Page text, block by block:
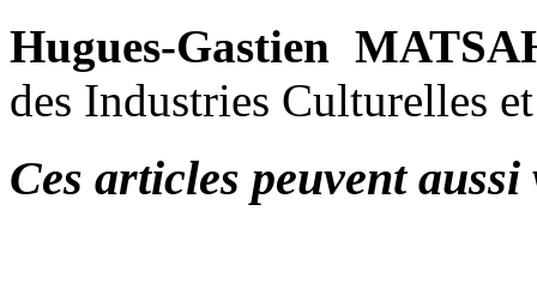
Hugues-Gastien
des Industries Culturelles
Ces articles peuvent